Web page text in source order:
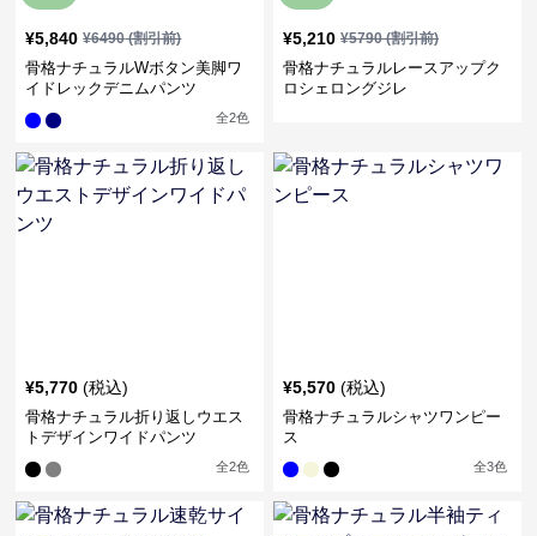
¥5,840 ¥6490(割引前)
骨格ナチュラルWボタン美脚ワ
イドレックデニムパンツ
全2色
¥5,210 ¥5790(割引前)
骨格ナチュラルレースアップク
ロシェロングジレ
¥5,770 (税込)
骨格ナチュラル折り返しウエス
トデザインワイドパンツ
全2色
¥5,570 (税込)
骨格ナチュラルシャツワンピー
ス
全3色